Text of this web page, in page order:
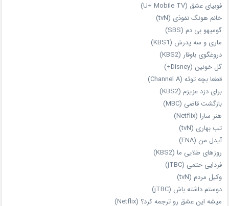
فوبیای عشق (U+ Mobile TV)
خانم هونگ نفوذی (tvN)
گومیهو بی دم (SBS)
ماری و سه پدرش (KBS1)
دروغگوی باوقار (KBS2)
گل خونین (Disney+)
قطعا بچه توئه (Channel A)
برای دزد عزیزم (KBS2)
بازگشت قاضی (MBC)
هنر سارا (Netflix)
تب بهاری (tvN)
آیدل من (ENA)
روزهای طلایی ما (KBS2)
فردایی حتمی (jTBC)
وکیل مردم (tvN)
دوستم داشته باش (jTBC)
میشه این عشق رو ترجمه کرد؟ (Netflix)